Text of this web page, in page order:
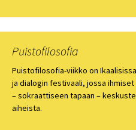
Puistofilosofia
Puistofilosofia-viikko on
ja dialogin festivaali, jossa
– sokraattiseen tapaan –
aiheista.